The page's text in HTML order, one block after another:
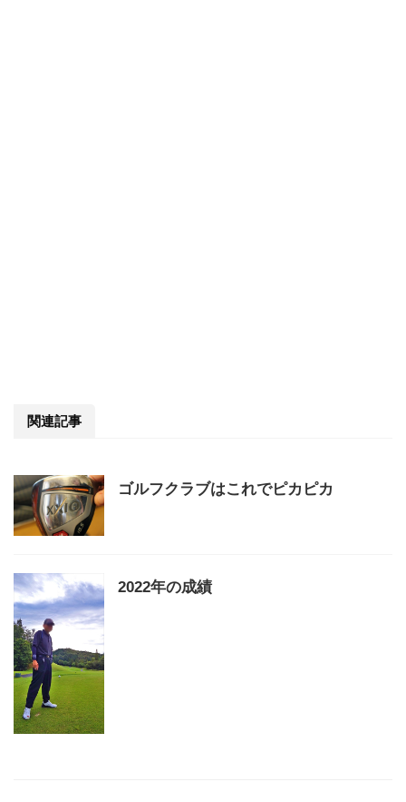
関連記事
ゴルフクラブはこれでピカピカ
2022年の成績